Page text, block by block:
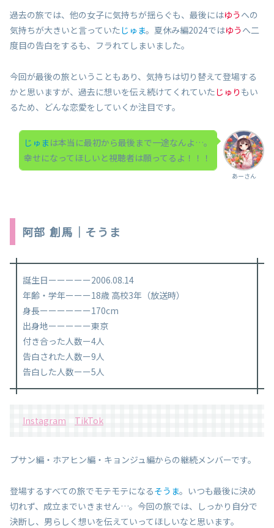
過去の旅では、他の女子に気持ちが揺らぐも、最後にはゆうへの
気持ちが大きいと言っていた じゅま。夏休み編2024ではゆうへ二
度目の告白をするも、フラれてしまいました。
今回が最後の旅ということもあり、気持ちは切り替えて登場する
かと思いますが、過去に想いを伝え続けてくれていた じゅり もい
るため、どんな恋愛をしていくか注目です。
あーさん
じゅま は本当に最初から最後まで一途なんよ…。
幸せになってほしいと視聴者は願ってるよ！！！
阿部 創馬｜そうま
誕生日ーーーーー2006.08.14
年齢・学年ーーー18歳 高校3年（放送時）
身長ーーーーーー170cm
出身地ーーーーー東京
付き合った人数ー4人
告白された人数ー9人
告白した人数ーー5人
Instagram TikTok
プサン編・ホアヒン編・キョンジュ編からの継続メンバーです。
登場するすべての旅でモテモテになるそうま。いつも最後に決め
切れず、成立までいきません…。今回の旅では、しっかり自分で
決断し、男らしく想いを伝えていってほしいなと思います。